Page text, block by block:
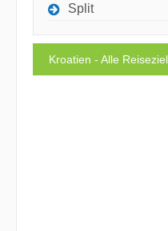
Split
Kroatien - Alle